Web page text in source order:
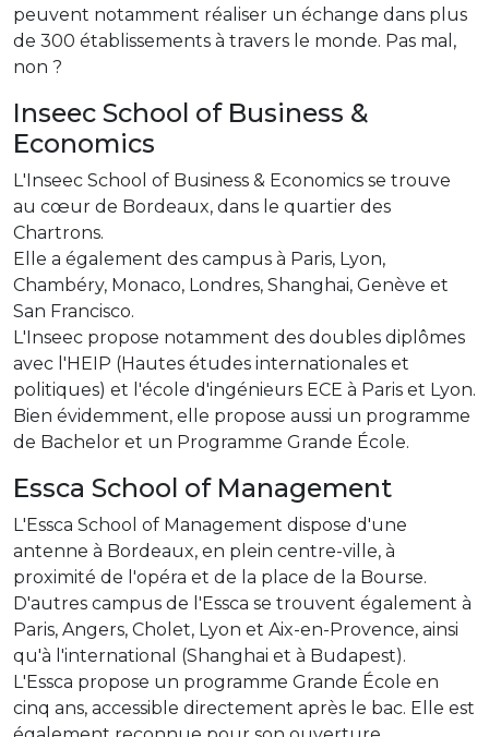
peuvent notamment réaliser un échange dans plus
de 300 établissements à travers le monde. Pas mal,
non ?
Inseec School of Business &
Economics
L'Inseec School of Business & Economics se trouve
au cœur de Bordeaux, dans le quartier des
Chartrons.
Elle a également des campus à Paris, Lyon,
Chambéry, Monaco, Londres, Shanghai, Genève et
San Francisco.
L'Inseec propose notamment des doubles diplômes
avec l'HEIP (Hautes études internationales et
politiques) et l'école d'ingénieurs ECE à Paris et Lyon.
Bien évidemment, elle propose aussi un programme
de Bachelor et un Programme Grande École.
Essca School of Management
L'Essca School of Management dispose d'une
antenne à Bordeaux, en plein centre-ville, à
proximité de l'opéra et de la place de la Bourse.
D'autres campus de l'Essca se trouvent également à
Paris, Angers, Cholet, Lyon et Aix-en-Provence, ainsi
qu'à l'international (Shanghai et à Budapest).
L'Essca propose un programme Grande École en
cinq ans, accessible directement après le bac. Elle est